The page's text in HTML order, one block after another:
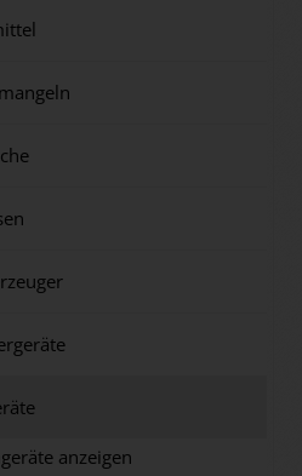
anzeigen